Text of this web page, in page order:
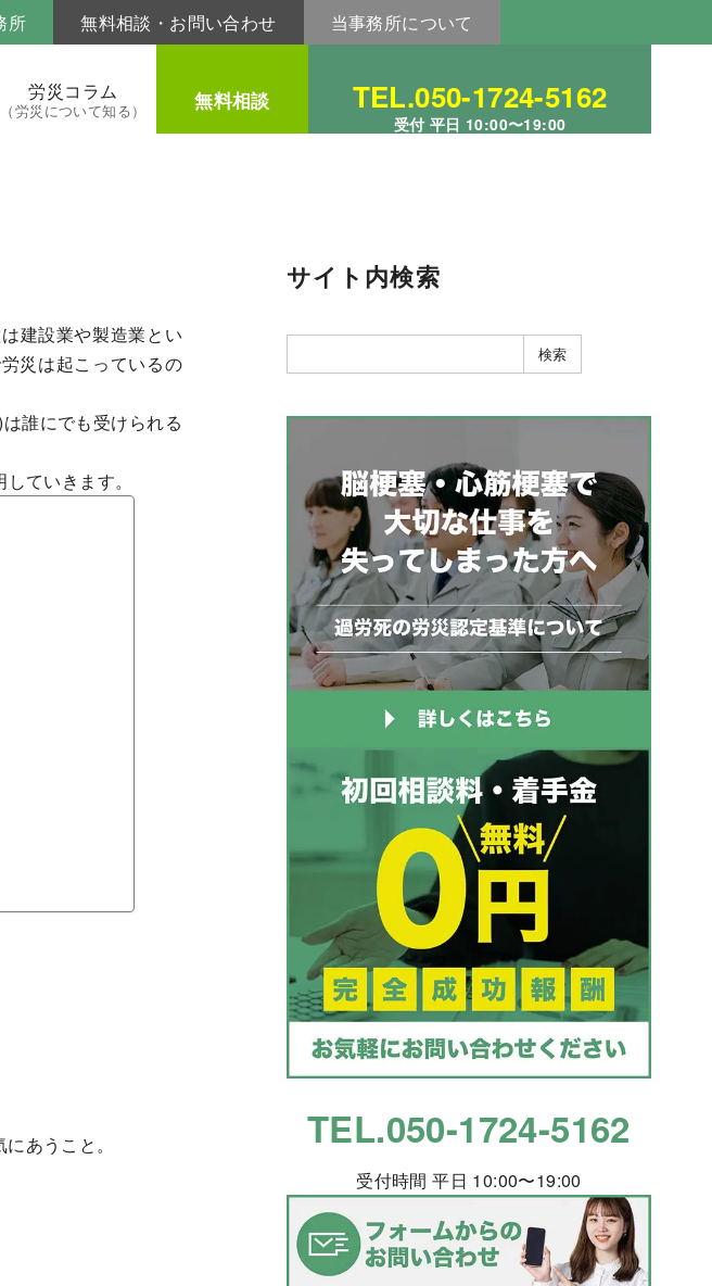
所 無料相談・お問い合わせ 当事務所について
労災コラム
（労災について知る） 無料相談 TEL.050-1724-5162
受付 平日 10:00〜19:00
建設業や製造業とい
災は起こっているの
誰にでも受けられる
ていきます。
あうこと。
サイト内検索
検索
TEL.050-1724-5162
受付時間 平日 10:00〜19:00